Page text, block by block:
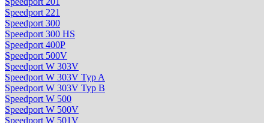
Speedport 221
Speedport 300
Speedport 300 HS
Speedport 400P
Speedport 500V
Speedport W 303V
Speedport W 303V Typ A
Speedport W 303V Typ B
Speedport W 500
Speedport W 500V
Speedport W 501V